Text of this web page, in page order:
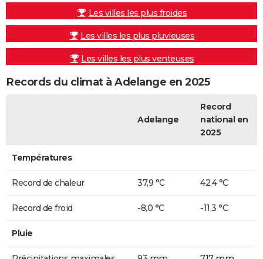
Les villes les plus froides
Les villes les plus pluvieuses
Les villes les plus venteuses
Records du climat à Adelange en 2025
Adelange
Record
national en
2025
Températures
Record de chaleur 37,9 °C 42,4 °C
Record de froid -8,0 °C -11,3 °C
Pluie